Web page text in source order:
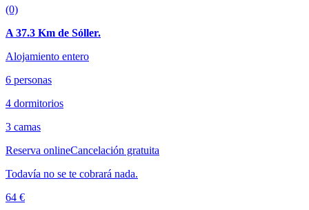
(0)
A 37.3 Km de Sóller.
Alojamiento entero
6 personas
4 dormitorios
3 camas
Reserva onlineCancelación gratuita
Todavía no se te cobrará nada.
64 €